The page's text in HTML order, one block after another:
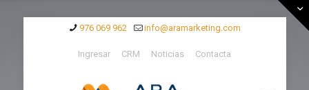
976 069 962 info@aramarketing.com
Ingresar CRM Noticias Contacta